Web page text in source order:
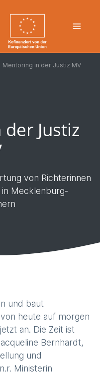
Mentoring in der Justiz MV
Justiz
von Richterinnen
in Mecklenburg-
und baut
heute auf morgen
an. Die Zeit ist
Bernhardt,
und
Ministerin